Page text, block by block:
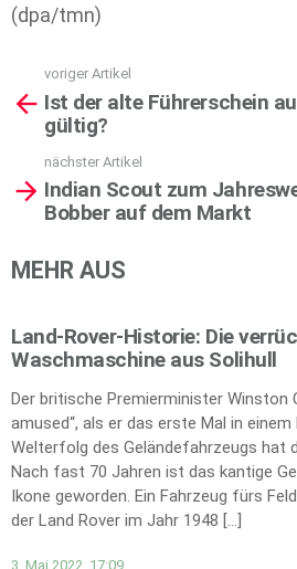
(dpa/tmn)
more
voriger Artikel
Ist der alte Führerschein
gültig?
nächster Artikel
Indian Scout zum
Bobber auf dem Markt
MEHR AUS
Land-Rover-Historie: Die
Waschmaschine aus Solihull
Der britische Premierminister Winston
amused“, als er das erste Mal in einem
Welterfolg des Geländefahrzeugs hat
Nach fast 70 Jahren ist das kantige
Ikone geworden. Ein Fahrzeug fürs
der Land Rover im Jahr 1948 […]
3. Mai 2022, 17:09